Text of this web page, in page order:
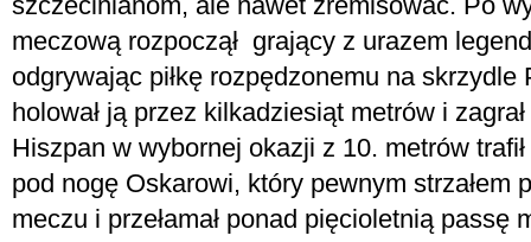
meczową rozpoczął grający z urazem
odgrywając piłkę rozpędzonemu na
holował ją przez kilkadziesiąt metrów i
Hiszpan w wybornej okazji z 10. metrów
pod nogę Oskarowi, który pewnym strzałem
meczu i przełamał ponad pięcioletnią passę